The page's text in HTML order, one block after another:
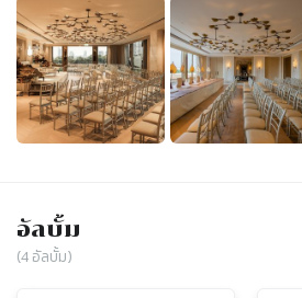
อัลบั้ม
(4อัลบั้ม)